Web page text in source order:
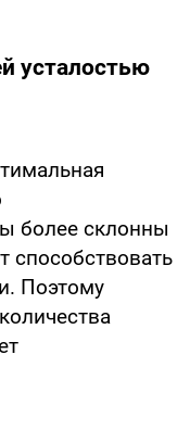
усталостью
более склонны
способствовать
Поэтому